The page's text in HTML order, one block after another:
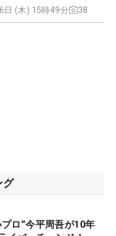
日 (木) 15時49分 38
グ
ロ”今平周吾が10年